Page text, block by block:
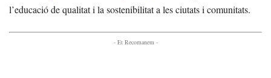
l’educació de qualitat i la sostenibilitat a les ciutats i comunitats.
- Et Recomanem -